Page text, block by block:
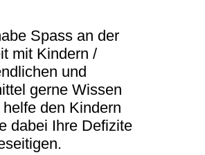
Spass an der
mit Kindern /
und
gerne Wissen
helfe den Kindern
dabei Ihre Defizite